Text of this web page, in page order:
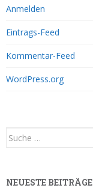
Anmelden
Eintrags-Feed
Kommentar-Feed
WordPress.org
NEUESTE BEITRÄGE